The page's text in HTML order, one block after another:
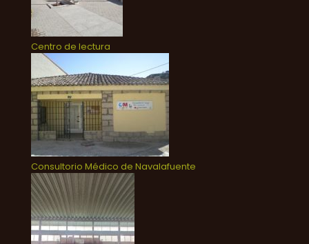
Centro de lectura
Consultorio Médico de Navalafuente